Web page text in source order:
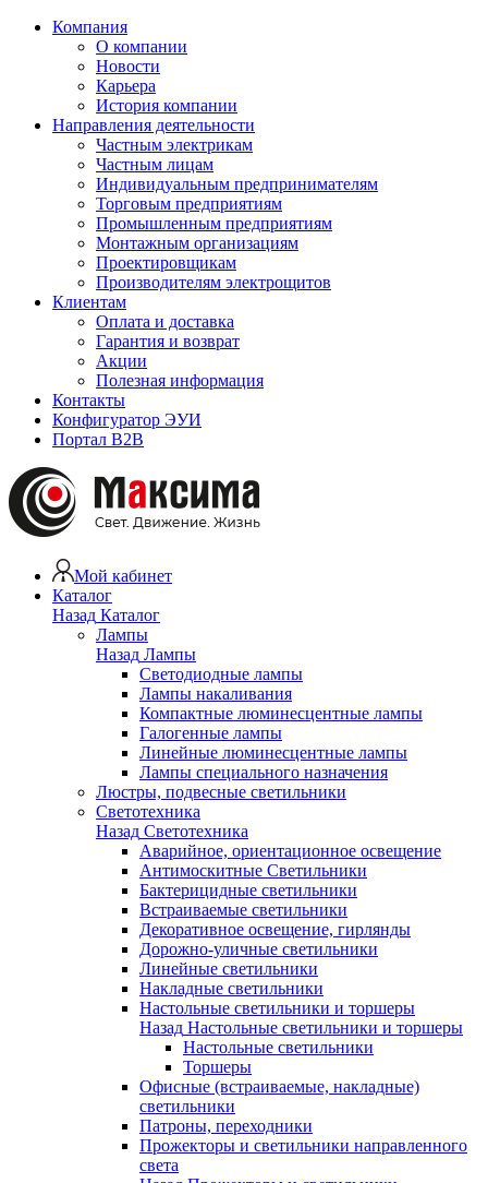
Компания
О компании
Новости
Карьера
История компании
Направления деятельности
Частным электрикам
Частным лицам
Индивидуальным предпринимателям
Торговым предприятиям
Промышленным предприятиям
Монтажным организациям
Проектировщикам
Производителям электрощитов
Клиентам
Оплата и доставка
Гарантия и возврат
Акции
Полезная информация
Контакты
Конфигуратор ЭУИ
Портал B2B
Мой кабинет
Каталог
Назад Каталог
Лампы
Назад Лампы
Светодиодные лампы
Лампы накаливания
Компактные люминесцентные лампы
Галогенные лампы
Линейные люминесцентные лампы
Лампы специального назначения
Люстры, подвесные светильники
Светотехника
Назад Светотехника
Аварийное, ориентационное освещение
Антимоскитные Светильники
Бактерицидные светильники
Встраиваемые светильники
Декоративное освещение, гирлянды
Дорожно-уличные светильники
Линейные светильники
Накладные светильники
Настольные светильники и торшеры
Назад Настольные светильники и торшеры
Настольные светильники
Торшеры
Офисные (встраиваемые, накладные)
светильники
Патроны, переходники
Прожекторы и светильники направленного
света